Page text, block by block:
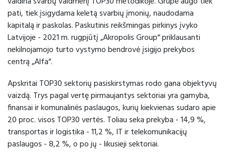
pati, tiek įsigydama keletą svarbių įmonių, naudodama
kapitalą ir paskolas. Paskutinis reikšmingas pirkinys įvyko
Latvijoje - 2021 m. rugpjūtį „Akropolis Group“ priklausanti
nekilnojamojo turto vystymo bendrovė įsigijo prekybos
centrą „Alfa“.
Apskritai TOP30 sektorių pasiskirstymas rodo gana objektyvų
vaizdą. Trys pagal vertę pirmaujantys sektoriai yra gamyba,
finansai ir komunalinės paslaugos, kurių kiekvienas sudaro apie
20 proc. visos TOP30 vertės. Toliau seka prekyba - 14,9 %,
transportas ir logistika - 11,2 %, IT ir telekomunikacijų
paslaugos - 8,2 %, o po jų - likusieji sektoriai.